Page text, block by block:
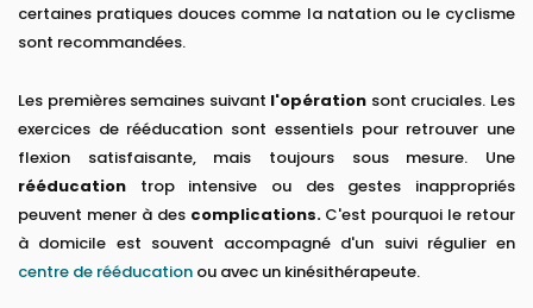
certaines pratiques douces comme la natation ou le cyclisme
sont recommandées.
Les premières semaines suivant l'opération sont cruciales. Les
exercices de rééducation sont essentiels pour retrouver une
flexion satisfaisante, mais toujours sous mesure. Une
rééducation trop intensive ou des gestes inappropriés
peuvent mener à des complications.C'est pourquoi le retour
à domicile est souvent accompagné d'un suivi régulier en
centre de rééducation ou avec un kinésithérapeute.